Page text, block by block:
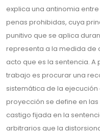
explica una antinomia
penas prohibidas, cuya
punitivo que se aplica
representa a la medida de
acto que es la sentencia.
trabajo es procurar una
sistemática de la
proyección se define en
castigo fijada en la
arbitrarios que la